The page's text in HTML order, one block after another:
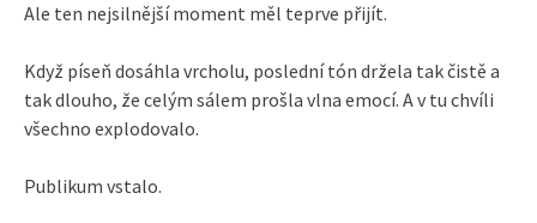
Ale ten nejsilnější moment měl teprve přijít.
Když píseň dosáhla vrcholu, poslední tón držela tak čistě a
tak dlouho, že celým sálem prošla vlna emocí. A v tu chvíli
všechno explodovalo.
Publikum vstalo.